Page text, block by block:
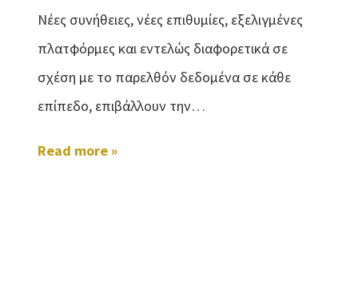
Νέες συνήθειες, νέες επιθυμίες, εξελιγμένες
πλατφόρμες και εντελώς διαφορετικά σε
σχέση με το παρελθόν δεδομένα σε κάθε
επίπεδο, επιβάλλουν την…
Read more »